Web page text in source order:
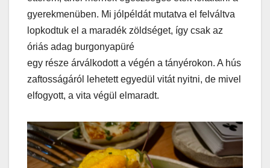
gyerekmenüben. Mi jólpéldát mutatva el felváltva
lopkodtuk el a maradék zöldséget, így csak az
óriás adag burgonyapüré
egy része árválkodott a végén a tányérokon. A hús
zaftosságáról lehetett egyedül vitát nyitni, de mivel
elfogyott, a vita végül elmaradt.